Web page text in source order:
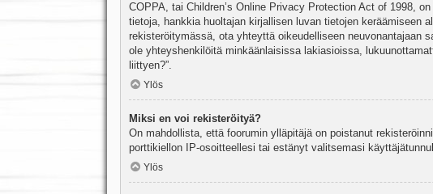
COPPA, tai Children’s Online Privacy Protection Act of 1998,
tietoja, hankkia huoltajan kirjallisen luvan tietojen keräämiseen
rekisteröitymässä, ota yhteyttä oikeudelliseen neuvonantajaan
ole yhteyshenkilöitä minkäänlaisissa lakiasioissa,
liittyen?”.
Ylös
Miksi en voi rekisteröityä?
On mahdollista, että foorumin ylläpitäjä on poistanut
porttikiellon IP-osoitteellesi tai estänyt valitsemasi
Ylös